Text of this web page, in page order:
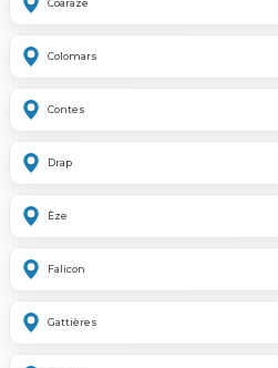
Coaraze
Colomars
Contes
Drap
Èze
Falicon
Gattières